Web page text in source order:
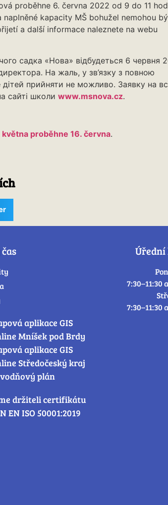
proběhne 6. června 2022 od 9 do 11
kapacity MŠ bohužel nemohou
a další informace naleznete na webu
садка «Нова» відбудеться 6 червня
На жаль, у зв’язку з повною
прийняти не можливо. Заявку на
сайті школи www.msnova.cz.
proběhne 16. června.
aplikace GIS
Mníšek pod Brdy
aplikace GIS
Středočeský kraj
plán
držiteli certifikátu
EN ISO 50001:2019
7:30–11:30
7:30–11:30